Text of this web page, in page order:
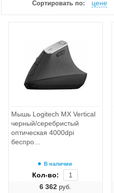
Сортировать по: цене
Мышь Logitech MX Vertical
черный/серебристый
оптическая 4000dpi
беспро...
В наличии
Кол-во:
6 362 руб.